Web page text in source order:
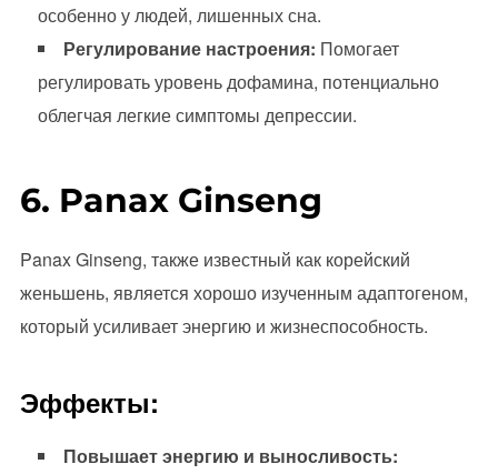
особенно у людей, лишенных сна.
Регулирование настроения: Помогает
регулировать уровень дофамина, потенциально
облегчая легкие симптомы депрессии.
6. Panax Ginseng
Panax Ginseng, также известный как корейский
женьшень, является хорошо изученным адаптогеном,
который усиливает энергию и жизнеспособность.
Эффекты:
Повышает энергию и выносливость: